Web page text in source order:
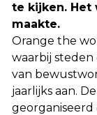
te kijken. Het
maakte.
Orange the
waarbij
van
jaarlijks aan.
georganiseerd